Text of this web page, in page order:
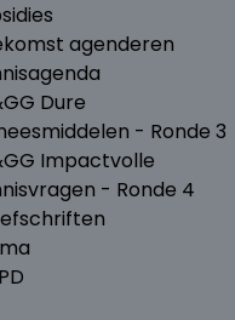
agenderen
Dure
- Ronde 3
Impactvolle
- Ronde 4